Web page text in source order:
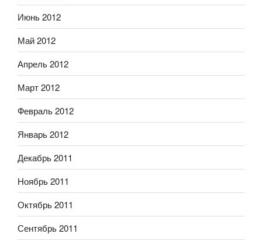
Июнь 2012
Май 2012
Апрель 2012
Март 2012
Февраль 2012
Январь 2012
Декабрь 2011
Ноябрь 2011
Октябрь 2011
Сентябрь 2011